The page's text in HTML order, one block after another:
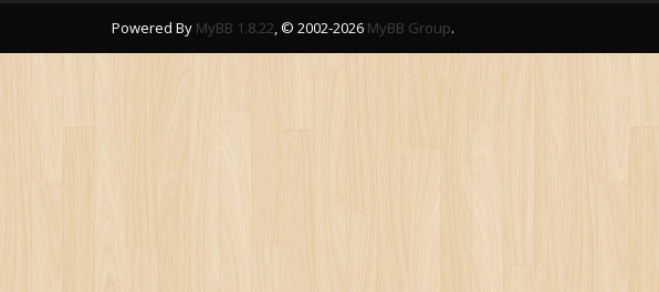
Powered By MyBB 1.8.22, © 2002-2026 MyBB Group.